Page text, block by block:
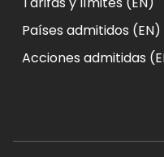
Países admitidos (EN)
Acciones admitidas